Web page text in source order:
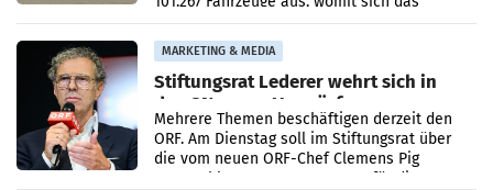
Ergebnis gegenüber Juli 2025 mehr als
verdoppelte (+102
MARKETING & MEDIA
Stiftungsrat Lederer wehrt sich in
den SN gegen Vorwürfe
Mehrere Themen beschäftigen derzeit den
ORF. Am Dienstag soll im Stiftungsrat über
die vom neuen ORF-Chef Clemens Pig
vorgeschlagenen Besetzungen für die